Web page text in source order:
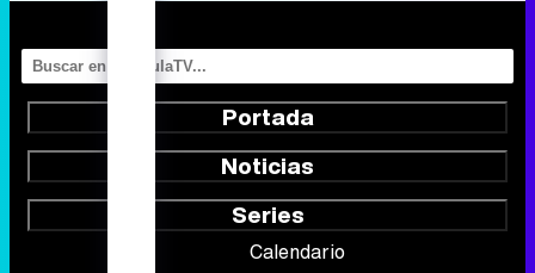
Portada
Noticias
Series
Calendario